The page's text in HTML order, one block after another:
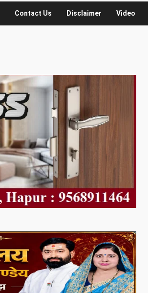
Contact Us Disclaimer Video